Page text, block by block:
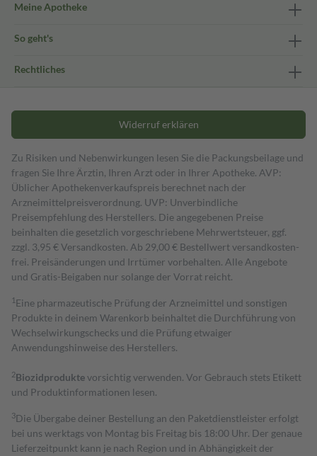
Meine Apotheke
So geht's
Rechtliches
Widerruf erklären
Zu Risiken und Nebenwirkungen lesen Sie die Packungsbeilage und
fragen Sie Ihre Ärztin, Ihren Arzt oder in Ihrer Apotheke. AVP:
Üblicher Apothekenverkaufspreis berechnet nach der
Arzneimittelpreisverordnung. UVP: Unverbindliche
Preisempfehlung des Herstellers. Die angegebenen Preise
beinhalten die gesetzlich vorgeschriebene Mehrwertsteuer, ggf.
zzgl. 3,95 € Versandkosten. Ab 29,00 € Bestell­wert versand­kosten­
frei. Preisänderungen und Irrtümer vorbehalten. Alle Angebote
und Gratis-Beigaben nur solange der Vorrat reicht.
1 Eine pharmazeutische Prüfung der Arzneimittel und sonstigen
Produkte in deinem Warenkorb beinhaltet die Durchführung von
Wechselwirkungschecks und die Prüfung etwaiger
Anwendungshinweise des Herstellers.
2Biozidproduktevorsichtig verwenden. Vor Gebrauch stets Etikett
und Produktinformationen lesen.
3Die Übergabe deiner Bestellung an den Paketdienstleister erfolgt
bei uns werktags von Montag bis Freitag bis 18:00 Uhr. Der genaue
Lieferzeitpunkt kann je nach Region und in Abhängigkeit der